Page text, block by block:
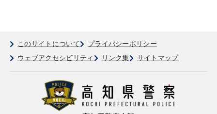
このサイトについて
プライバシーポリシー
ウェブアクセシビリティ
リンク集 サイトマップ